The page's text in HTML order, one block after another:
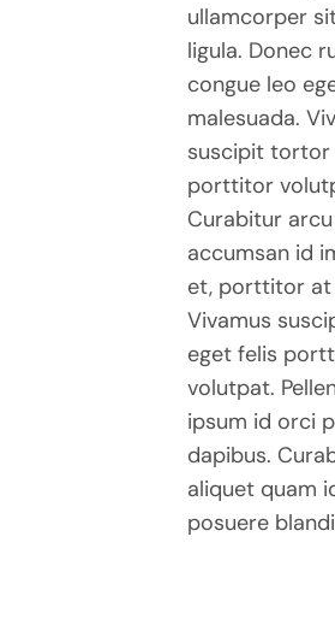
ullamcorper
ligula. Donec
congue leo
malesuada.
suscipit tortor
porttitor
Curabitur
accumsan id
et, porttitor at
Vivamus
eget felis
volutpat.
ipsum id orci
dapibus.
aliquet quam
posuere